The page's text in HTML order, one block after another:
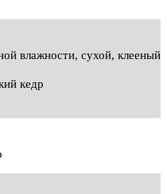
влажности, сухой, клееный
кедр